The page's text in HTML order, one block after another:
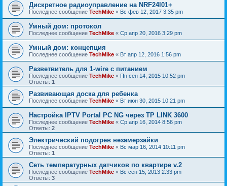
Дискретное радиоуправление на NRF24l01+
Последнее сообщение TechMike « Вс фев 12, 2017 3:35 pm
Умный дом: протокол
Последнее сообщение TechMike « Ср апр 20, 2016 3:29 pm
Умный дом: концепция
Последнее сообщение TechMike « Вт апр 12, 2016 1:56 pm
Разветвитель для 1-wire с питанием
Последнее сообщение TechMike « Пн сен 14, 2015 10:52 pm
Ответы: 1
Развивающая доска для ребенка
Последнее сообщение TechMike « Вт июн 30, 2015 10:21 pm
Настройка IPTV Portal PC NG через TP LINK 3600
Последнее сообщение TechMike « Ср апр 16, 2014 8:56 pm
Ответы: 2
Электрический подогрев незамерзайки
Последнее сообщение TechMike « Вс мар 16, 2014 10:11 pm
Ответы: 1
Сеть температурных датчиков по квартире v.2
Последнее сообщение TechMike « Вс сен 15, 2013 2:33 pm
Ответы: 3